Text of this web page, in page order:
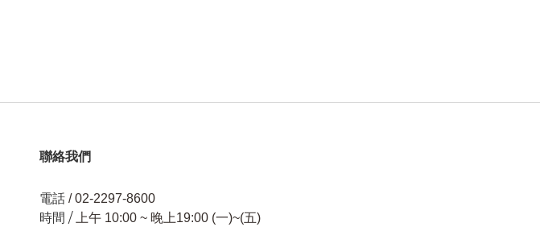
聯絡我們
電話 / 02-2297-8600
時間 / 上午 10:00 ~ 晚上19:00 (一)~(五)